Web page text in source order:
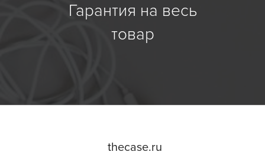
Гарантия на весь
товар
thecase.ru